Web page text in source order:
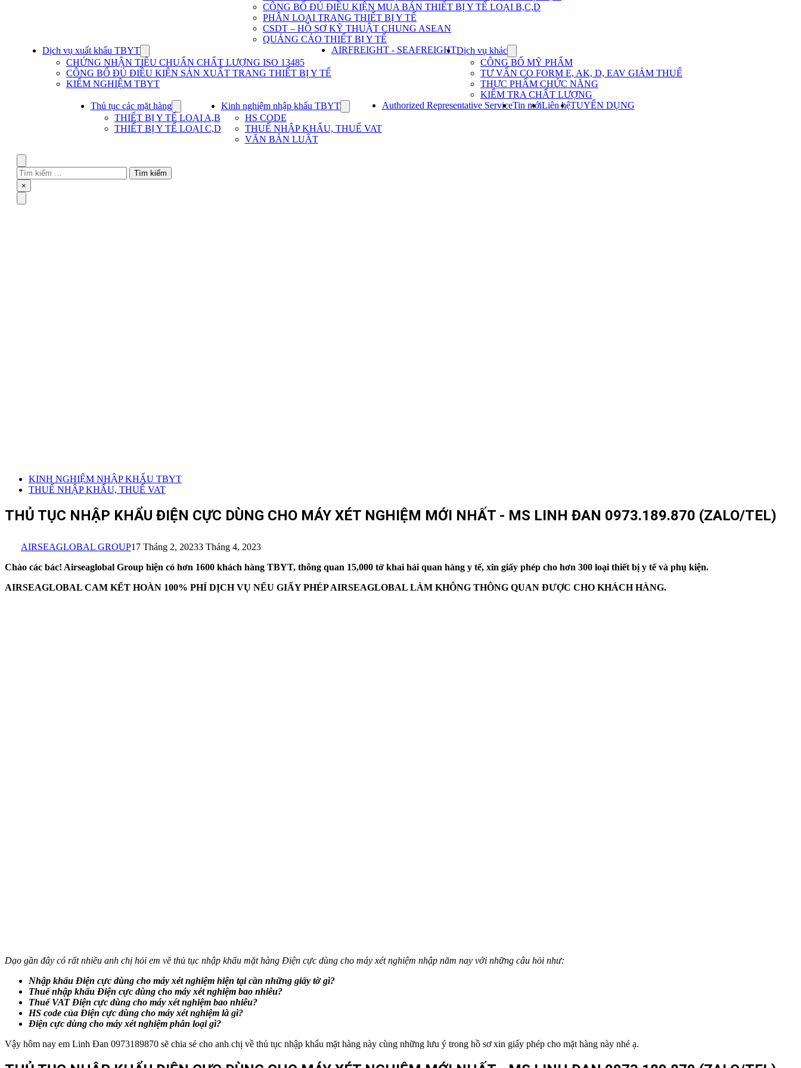
vụ
nhập
khẩu
TBYT
CÔNG BỐ ĐỦ ĐIỀU KIỆN MUA BÁN THIẾT BỊ Y TẾ LOẠI B,C,D
PHÂN LOẠI TRANG THIẾT BỊ Y TẾ
CSDT – HỒ SƠ KỸ THUẬT CHUNG ASEAN
QUẢNG CÁO THIẾT BỊ Y TẾ
Dịch vụ xuất khẩu TBYT
submenu
for
Dịch
vụ
khẩu
TBYT
CHỨNG NHẬN TIÊU CHUẨN CHẤT LƯỢNG ISO 13485
CÔNG BỐ ĐỦ ĐIỀU KIỆN SẢN XUẤT TRANG THIẾT BỊ Y TẾ
KIỂM NGHIỆM TBYT
AIRFREIGHT - SEAFREIGHTDịch vụ khác
submenu
for
Dịch
vụ
khác
CÔNG BỐ MỸ PHẨM
TƯ VẤN CO FORM E, AK, D, EAV GIẢM THUẾ
THỰC PHẨM CHỨC NĂNG
KIỂM TRA CHẤT LƯỢNG
Thủ tục các mặt hàng
submenu
for
Thủ
THIẾT BỊ Y TẾ LOẠI A,B
THIẾT BỊ Y TẾ LOẠI C,D
Kinh nghiệm nhập khẩu TBYT
submenu
for
Kinh
HS CODE
THUẾ NHẬP KHẨU, THUẾ VAT
VĂN BẢN LUẬT
Authorized Representative ServiceTin mớiLiên hệTUYỂN DỤNG
Tìm
kiếm
cho:
Close
×
KINH NGHIỆM NHẬP KHẨU TBYT
THUẾ NHẬP KHẨU, THUẾ VAT
THỦ TỤC NHẬP KHẨU ĐIỆN CỰC DÙNG CHO MÁY XÉT NGHIỆM MỚI NHẤT - MS LINH ĐAN 0973.189.870 (ZALO/TEL)
AIRSEAGLOBAL GROUP17 Tháng 2, 20233 Tháng 4, 2023
Chào các bác! Airseaglobal Group hiện có hơn 1600 khách hàng TBYT, thông quan 15,000 tờ khai hải quan hàng y tế, xin giấy phép cho hơn 300 loại thiết bị y tế và phụ kiện.
AIRSEAGLOBAL CAM KẾT HOÀN 100% PHÍ DỊCH VỤ NẾU GIẤY PHÉP AIRSEAGLOBAL LÀM KHÔNG THÔNG QUAN ĐƯỢC CHO KHÁCH HÀNG.
Dạo gần đây có rất nhiều anh chị hỏi em về thủ tục nhập khẩu mặt hàng Điện cực dùng cho máy xét nghiệm nhập năm nay với những câu hỏi như:
Nhập khẩu Điện cực dùng cho máy xét nghiệm hiện tại cần những giấy tờ gì?
Thuế nhập khẩu Điện cực dùng cho máy xét nghiệm bao nhiêu?
Thuế VATĐiện cực dùng cho máy xét nghiệm bao nhiêu?
HS code của Điện cực dùng cho máy xét nghiệm là gì?
Điện cực dùng cho máy xét nghiệm phân loại gì?
Vậy hôm nay em Linh Đan 0973189870 sẽ chia sẻ cho anh chị về thủ tục nhập khẩu mặt hàng này cùng những lưu ý trong hồ sơ xin giấy phép cho mặt hàng này nhé ạ.